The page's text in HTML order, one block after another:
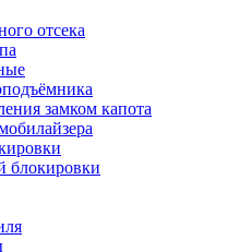
отсека
замком капота
блокировки